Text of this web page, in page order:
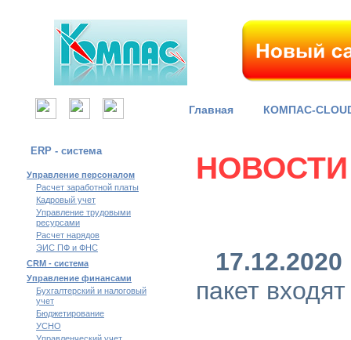
Главная КОМПАС-
ERP - система
Управление персоналом
Расчет заработной платы
Кадровый учет
Управление трудовыми
ресурсами
Расчет нарядов
ЭИС ПФ и ФНС
CRM - система
Управление финансами
Бухгалтерский и налоговый
учет
Бюджетирование
УСНО
НОВОСТИ
17.12.2020
пакет